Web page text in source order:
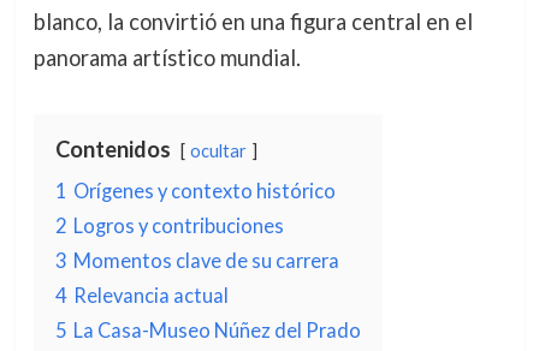
blanco, la convirtió en una figura central en el
panorama artístico mundial.
Contenidos ocultar
1 Orígenes y contexto histórico
2 Logros y contribuciones
3 Momentos clave de su carrera
4 Relevancia actual
5 La Casa-Museo Núñez del Prado